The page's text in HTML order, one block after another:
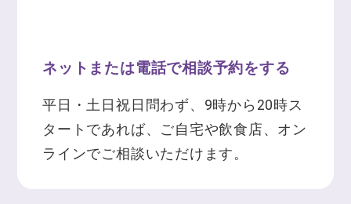
ネットまたは電話で相談予約をする
平日・土日祝日問わず、9時から20時ス
タートであれば、ご自宅や飲食店、オン
ラインでご相談いただけます。